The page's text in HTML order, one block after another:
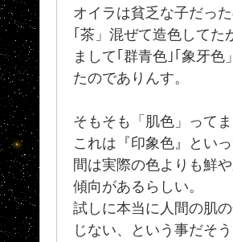
オイラは貧乏な子だっ
｢茶」混ぜて造色してた
まして｢群青色｣｢象牙
たのでありんす。
そもそも「肌色」って
これは『印象色』とい
間は実際の色よりも鮮
傾向があるらしい。
試しに本当に人間の肌
じない、という事だそう